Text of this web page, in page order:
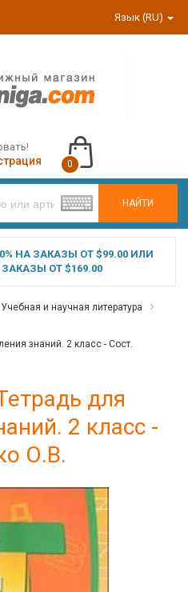
Язык (RU)
НАЙТИ
0
НА ЗАКАЗЫ ОТ $99.00 ИЛИ
ОТ $169.00
Учебная и научная литература
знаний. 2 класс - Сост.
для
2 класс -
О.В.